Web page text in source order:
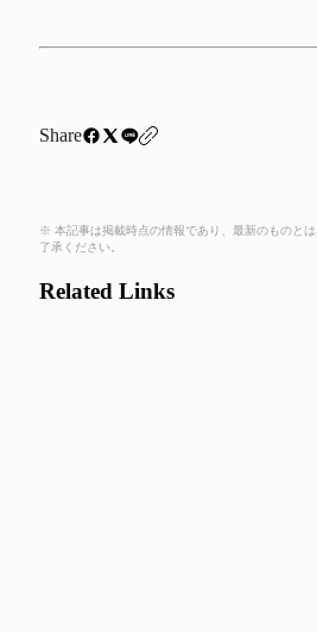
Share
※ 本記事は掲載時点の情報であり、最新のものと
了承ください。
Related Links